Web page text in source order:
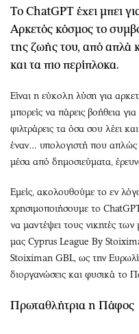
Μουσική
Εικαστικά
Βιβλίο
Χειρόγραφα
Το ChatGPT έχει μπει
Αρκετός κόσμος το
της ζωής του, από απλά
και τα πιο περίπλοκα.
Είναι η εύκολη λύση για
μπορείς να πάρεις βοήθεια
φιλτράρεις τα όσα σου λέει
έναν… υπολογιστή που απλώς
μέσα από δημοσιεύματα,
Εμείς, ακολουθούμε το εν
χρησιμοποιήσουμε το
να μαντέψει τους νικητές
μας Cyprus League By
Stoiximan GBL, ως την
διοργανώσεις και φυσικά το
Πρωταθλήτρια η Πάφος